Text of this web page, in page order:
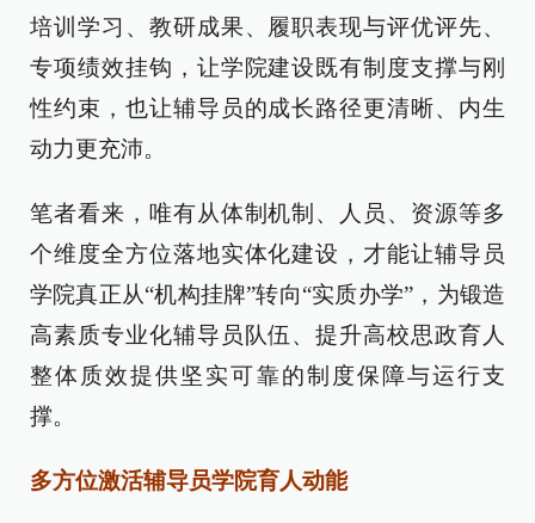
培训学习、教研成果、履职表现与评优评先、
专项绩效挂钩，让学院建设既有制度支撑与刚
性约束，也让辅导员的成长路径更清晰、内生
动力更充沛。
笔者看来，唯有从体制机制、人员、资源等多
个维度全方位落地实体化建设，才能让辅导员
学院真正从“机构挂牌”转向“实质办学”，为锻造
高素质专业化辅导员队伍、提升高校思政育人
整体质效提供坚实可靠的制度保障与运行支
撑。
多方位激活辅导员学院育人动能